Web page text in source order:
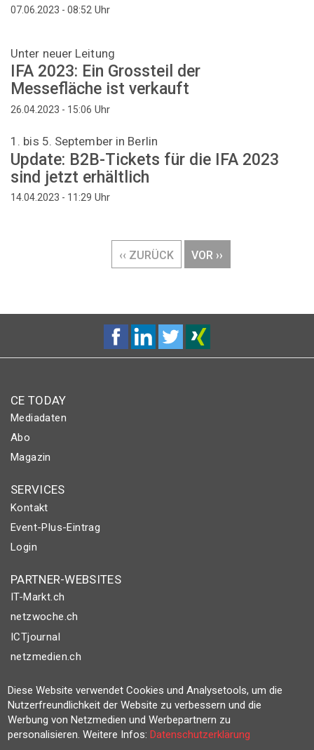
07.06.2023 - 08:52 Uhr
Unter neuer Leitung
IFA 2023: Ein Grossteil der
Messefläche ist verkauft
26.04.2023 - 15:06 Uhr
1. bis 5. September in Berlin
Update: B2B-Tickets für die IFA 2023
sind jetzt erhältlich
14.04.2023 - 11:29 Uhr
VORHERIGE
‹‹ ZURÜCK
NÄCHSTE
VOR ››
CE TODAY
Mediadaten
Abo
Magazin
SERVICES
Kontakt
Event-Plus-Eintrag
Login
PARTNER-WEBSITES
IT-Markt.ch
netzwoche.ch
ICTjournal
netzmedien.ch
© NETZMEDIEN AG 2026
Impressum
AGB
Diese Website verwendet Cookies und Analysetools, um die
Nutzerfreundlichkeit der Website zu verbessern und die
Werbung von Netzmedien und Werbepartnern zu
personalisieren. Weitere Infos:Datenschutzerklärung